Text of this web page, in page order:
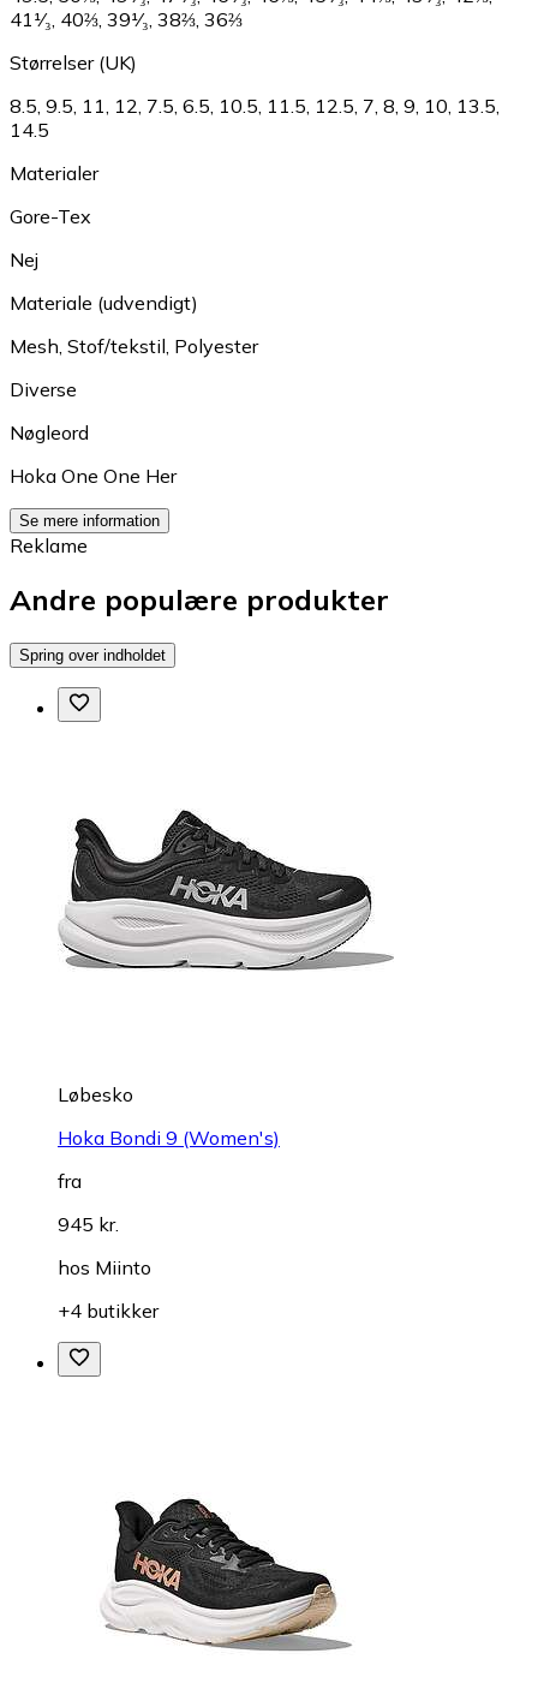
41¹⁄₃, 40⅔, 39¹⁄₃, 38⅔, 36⅔
Størrelser (UK)
8.5, 9.5, 11, 12, 7.5, 6.5, 10.5, 11.5, 12.5, 7, 8, 9, 10, 13.5,
14.5
Materialer
Gore-Tex
Nej
Materiale (udvendigt)
Mesh, Stof/tekstil, Polyester
Diverse
Nøgleord
Hoka One One Her
Se mere information
Reklame
Andre populære produkter
Spring over indholdet
Løbesko
Hoka Bondi 9 (Women's)
fra
945 kr.
hos Miinto
+4 butikker